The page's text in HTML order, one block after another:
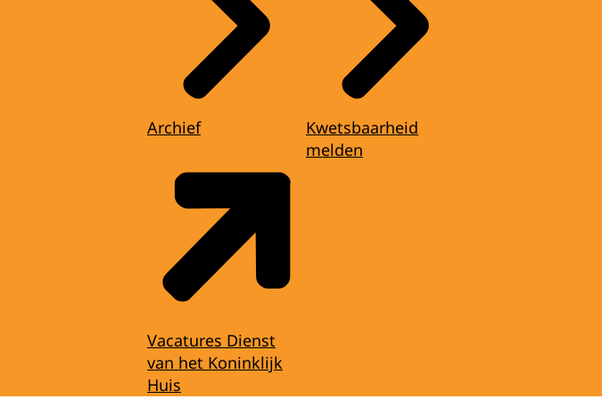
Archief
Vacatures Dienst
van het Koninklijk
Huis
Kwetsbaarheid
melden